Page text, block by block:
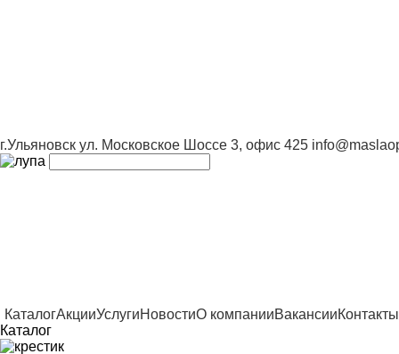
г.Ульяновск ул. Московское Шоссе 3, офис 425
КаталогАкцииУслугиНовостиО компанииВакансииКонтакты
Каталог